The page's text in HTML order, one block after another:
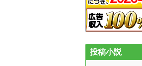
投稿小説